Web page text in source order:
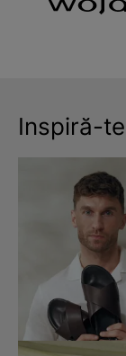
Inspiră-te